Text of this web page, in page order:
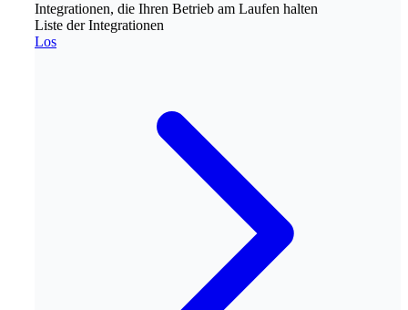
Integrationen, die Ihren Betrieb am Laufen halten
Liste der Integrationen
Los